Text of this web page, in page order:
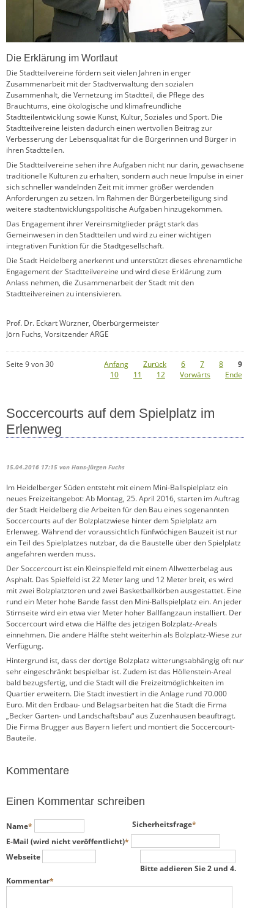
Die Erklärung im Wortlaut
Die Stadtteilvereine fördern seit vielen Jahren in enger
Zusammenarbeit mit der Stadtverwaltung den sozialen
Zusammenhalt, die Vernetzung im Stadtteil, die Pflege des
Brauchtums, eine ökologische und klimafreundliche
Stadtteilentwicklung sowie Kunst, Kultur, Soziales und Sport. Die
Stadtteilvereine leisten dadurch einen wertvollen Beitrag zur
Verbesserung der Lebensqualität für die Bürgerinnen und Bürger in
ihren Stadtteilen.
Die Stadtteilvereine sehen ihre Aufgaben nicht nur darin, gewachsene
traditionelle Kulturen zu erhalten, sondern auch neue Impulse in einer
sich schneller wandelnden Zeit mit immer größer werdenden
Anforderungen zu setzen. Im Rahmen der Bürgerbeteiligung sind
weitere stadtentwicklungspolitische Aufgaben hinzugekommen.
Das Engagement ihrer Vereinsmitglieder prägt stark das
Gemeinwesen in den Stadtteilen und wird zu einer wichtigen
integrativen Funktion für die Stadtgesellschaft.
Die Stadt Heidelberg anerkennt und unterstützt dieses ehrenamtliche
Engagement der Stadtteilvereine und wird diese Erklärung zum
Anlass nehmen, die Zusammenarbeit der Stadt mit den
Stadtteilvereinen zu intensivieren.
Prof. Dr. Eckart Würzner, Oberbürgermeister
Jörn Fuchs, Vorsitzender ARGE
Seite 9 von 30 Anfang Zurück 6 7 8
9
10
11 12 Vorwärts Ende
Soccercourts auf dem Spielplatz im
Erlenweg
15.04.2016 17:15 von Hans-Jürgen Fuchs
Im Heidelberger Süden entsteht mit einem Mini-Ballspielplatz ein
neues Freizeitangebot: Ab Montag, 25. April 2016, starten im Auftrag
der Stadt Heidelberg die Arbeiten für den Bau eines sogenannten
Soccercourts auf der Bolzplatzwiese hinter dem Spielplatz am
Erlenweg. Während der voraussichtlich fünfwöchigen Bauzeit ist nur
ein Teil des Spielplatzes nutzbar, da die Baustelle über den Spielplatz
angefahren werden muss.
Der Soccercourt ist ein Kleinspielfeld mit einem Allwetterbelag aus
Asphalt. Das Spielfeld ist 22 Meter lang und 12 Meter breit, es wird
mit zwei Bolzplatztoren und zwei Basketballkörben ausgestattet. Eine
rund ein Meter hohe Bande fasst den Mini-Ballspielplatz ein. An jeder
Stirnseite wird ein etwa vier Meter hoher Ballfangzaun installiert. Der
Soccercourt wird etwa die Hälfte des jetzigen Bolzplatz-Areals
einnehmen. Die andere Hälfte steht weiterhin als Bolzplatz-Wiese zur
Verfügung.
Hintergrund ist, dass der dortige Bolzplatz witterungsabhängig oft nur
sehr eingeschränkt bespielbar ist. Zudem ist das Höllenstein-Areal
bald bezugsfertig, und die Stadt will die Freizeitmöglichkeiten im
Quartier erweitern. Die Stadt investiert in die Anlage rund 70.000
Euro. Mit den Erdbau- und Belagsarbeiten hat die Stadt die Firma
„Becker Garten- und Landschaftsbau“ aus Zuzenhausen beauftragt.
Die Firma Brugger aus Bayern liefert und montiert die Soccercourt-
Bauteile.
Kommentare
Einen Kommentar schreiben
Pflichtfeld
Name*
Pflichtfeld
E-Mail (wird nicht veröffentlicht)*
Webseite
Pflichtfeld
Sicherheitsfrage*
Bitte addieren Sie 2 und 4.
Pflichtfeld
Kommentar*